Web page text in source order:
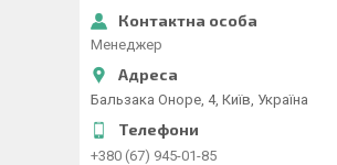
Менеджер
Бальзака Оноре, 4, Київ, Україна
+380 (67) 945-01-85